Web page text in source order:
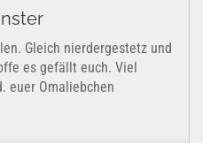
Gleich nierdergestetz und
es gefällt euch. Viel
euer Omaliebchen